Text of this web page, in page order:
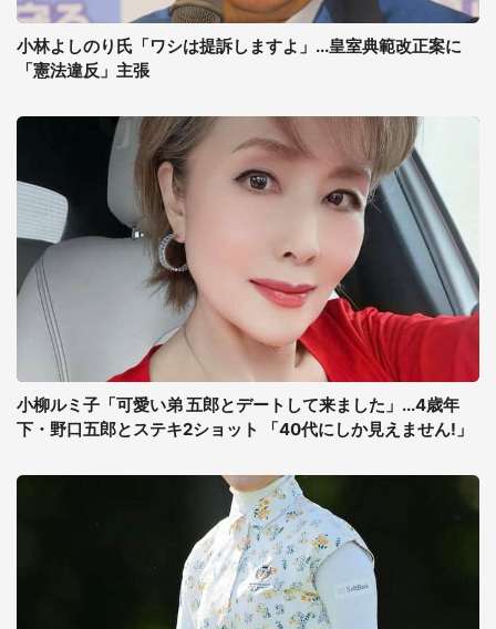
小林よしのり氏「ワシは提訴しますよ」...皇室典範改正案に
「憲法違反」主張
小柳ルミ子「可愛い弟 五郎とデートして来ました」...4歳年
下・野口五郎とステキ2ショット 「40代にしか見えません!」